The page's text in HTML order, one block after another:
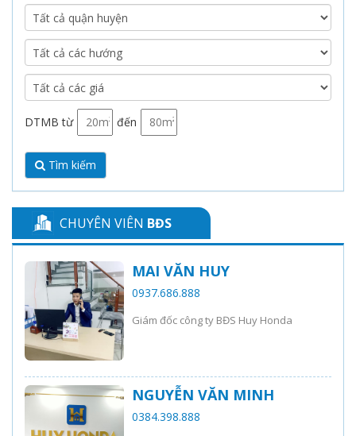
DTMB từ đến
Tìm kiếm
CHUYÊN VIÊN BĐS
MAI VĂN HUY
0937.686.888
Giám đốc công ty BĐS Huy Honda
NGUYỄN VĂN MINH
0384.398.888